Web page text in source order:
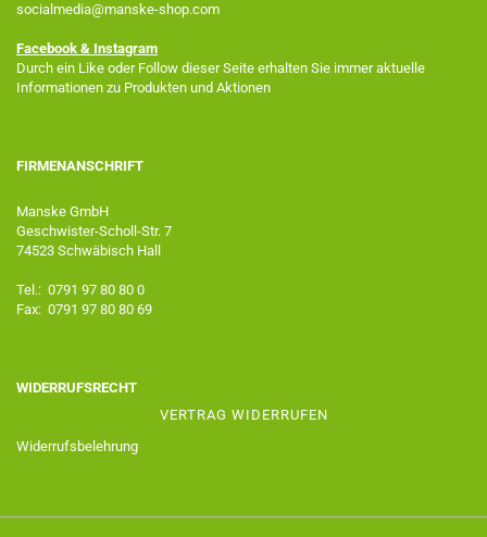
socialmedia@manske-shop.com
Facebook & Instagram
Durch ein Like oder Follow dieser Seite erhalten Sie immer aktuelle
Informationen zu Produkten und Aktionen
FIRMENANSCHRIFT
Manske GmbH
Geschwister-Scholl-Str. 7
74523 Schwäbisch Hall
Tel.: 0791 97 80 80 0
Fax: 0791 97 80 80 69
WIDERRUFSRECHT
VERTRAG WIDERRUFEN
Widerrufsbelehrung